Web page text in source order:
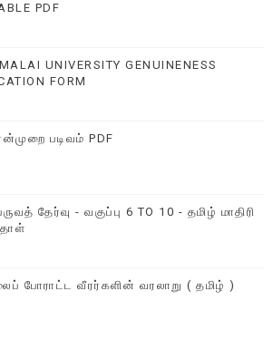
PDF
UNIVERSITY GENUINENESS
FORM
படிவம் PDF
தேர்வு - வகுப்பு 6 TO 10 - தமிழ் மாதிரி
போராட்ட வீரர்களின் வரலாறு ( தமிழ் )